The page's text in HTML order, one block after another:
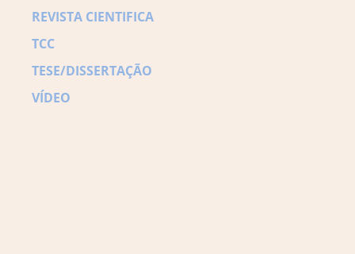
REVISTA CIENTIFICA
TCC
TESE/DISSERTAÇÃO
VÍDEO